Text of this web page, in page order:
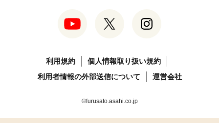
利用規約
個人情報取り扱い規約
利用者情報の外部送信について
運営会社
©furusato.asahi.co.jp